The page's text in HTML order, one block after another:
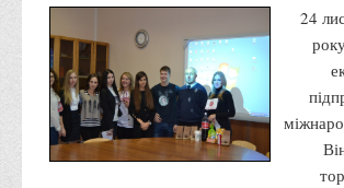
Музей грошей
Студенту
Довідник студента
Реквізити для оплати
24